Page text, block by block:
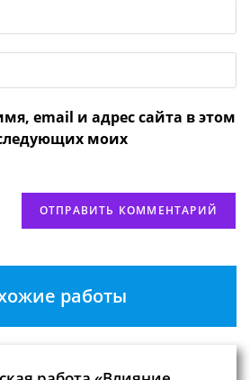
email и адрес сайта в этом
моих
работы